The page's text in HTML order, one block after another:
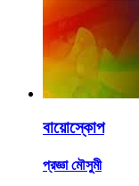
বায়োস্কোপ
প্রজ্ঞা মৌসুমী